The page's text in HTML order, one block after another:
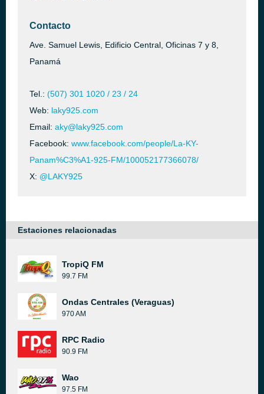
Contacto
Ave. Samuel Lewis, Edificio Central, Oficinas 7 y 8,
Panamá
Tel.: (507) 301 1020 / 23 / 24
Web: laky925.com
Email: aky@laky925.com
Facebook: www.facebook.com/people/La-KY-
Panam%C3%A1-925-FM/100052177366078/
X: @LAKY925
Estaciones relacionadas
TropiQ FM
99.7 FM
Ondas Centrales (Veraguas)
970 AM
RPC Radio
90.9 FM
Wao
97.5 FM